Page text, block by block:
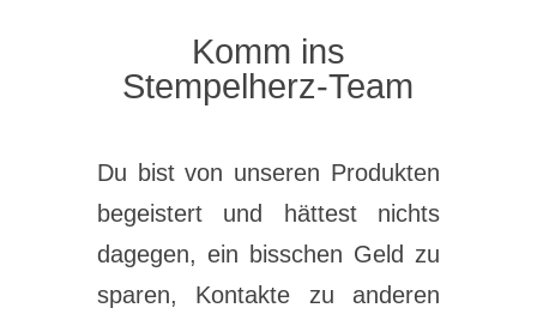
Komm ins
Stempelherz-Team
Du bist von unseren Produkten
begeistert und hättest nichts
dagegen, ein bisschen Geld zu
sparen, Kontakte zu anderen